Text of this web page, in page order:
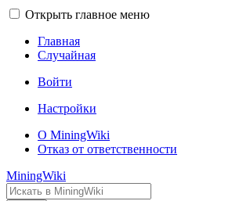
Открыть главное меню
Главная
Случайная
Войти
Настройки
О MiningWiki
Отказ от ответственности
MiningWiki